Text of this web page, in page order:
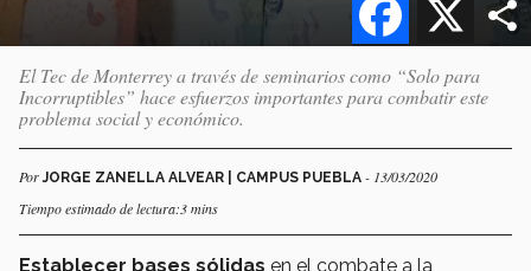
El Tec de Monterrey a través de seminarios como “Solo para
Incorruptibles” hace esfuerzos importantes para combatir este
problema social y económico.
PorJORGE ZANELLA ALVEAR | CAMPUS PUEBLA - 13/03/2020
Tiempo estimado de lectura:3 mins
Establecer bases sólidas en el combate a la